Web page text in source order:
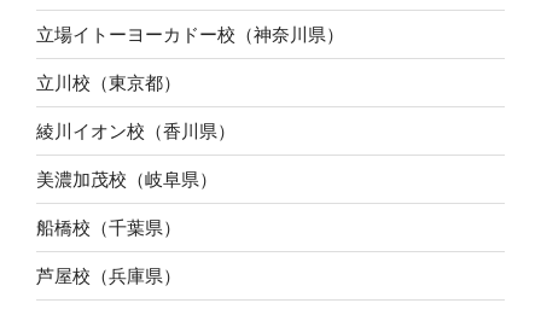
立場イトーヨーカドー校（神奈川県）
立川校（東京都）
綾川イオン校（香川県）
美濃加茂校（岐阜県）
船橋校（千葉県）
芦屋校（兵庫県）